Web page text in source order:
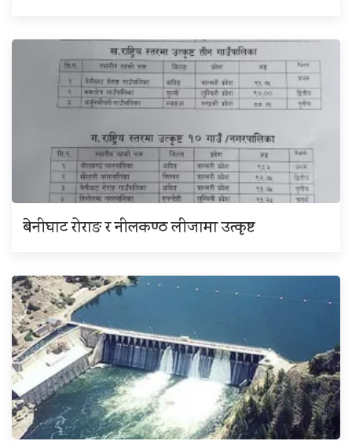
बेनीघाट रोराङ र नीलकण्ठ लीजामा उत्कृष्ट